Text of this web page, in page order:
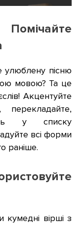
улюблену пісню
мовою? Та це
Акцентуйте
у списку
всі форми
раніше.
вірші з